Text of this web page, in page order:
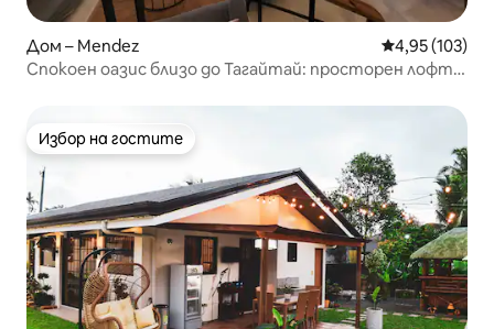
Дом – Mendez Средна
4,95 (103)
Спокоен оазис близо до Тагайтай: просторен лофт с
Избор на гостите
Избор на гостите